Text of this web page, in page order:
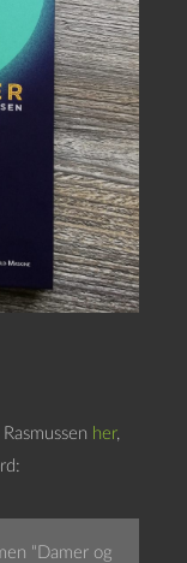
her,
“Damer og